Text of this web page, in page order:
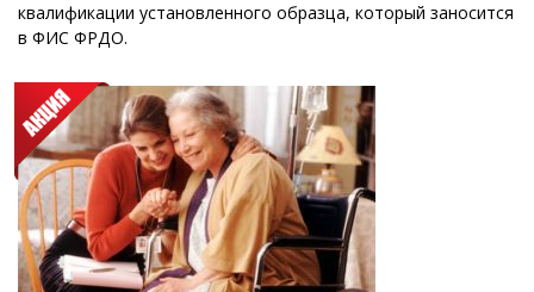
квалификации установленного образца, который заносится
в ФИС ФРДО.